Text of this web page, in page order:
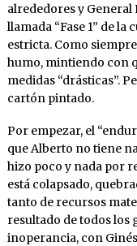
alrededores y General
llamada “Fase 1” de la
estricta. Como
humo, mintiendo con
medidas “drásticas”.
cartón pintado.
Por empezar, el
que Alberto no tiene
hizo poco y nada por
está colapsado,
tanto de recursos
resultado de todos los
inoperancia, con